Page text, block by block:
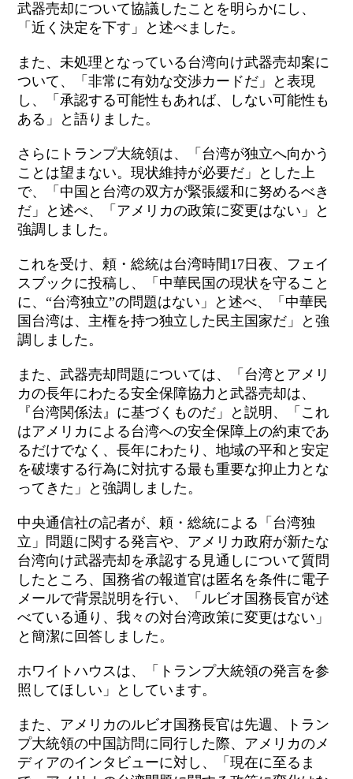
武器売却について協議したことを明らかにし、
「近く決定を下す」と述べました。
また、未処理となっている台湾向け武器売却案に
ついて、「非常に有効な交渉カードだ」と表現
し、「承認する可能性もあれば、しない可能性も
ある」と語りました。
さらにトランプ大統領は、「台湾が独立へ向かう
ことは望まない。現状維持が必要だ」とした上
で、「中国と台湾の双方が緊張緩和に努めるべき
だ」と述べ、「アメリカの政策に変更はない」と
強調しました。
これを受け、頼・総統は台湾時間17 日夜、フェイ
スブックに投稿し、「中華民国の現状を守ること
に、“台湾独立”の問題はない」と述べ、「中華民
国台湾は、主権を持つ独立した民主国家だ」と強
調しました。
また、武器売却問題については、「台湾とアメリ
カの長年にわたる安全保障協力と武器売却は、
『台湾関係法』に基づくものだ」と説明、「これ
はアメリカによる台湾への安全保障上の約束であ
るだけでなく、長年にわたり、地域の平和と安定
を破壊する行為に対抗する最も重要な抑止力とな
ってきた」と強調しました。
中央通信社の記者が、頼・総統による「台湾独
立」問題に関する発言や、アメリカ政府が新たな
台湾向け武器売却を承認する見通しについて質問
したところ、国務省の報道官は匿名を条件に電子
メールで背景説明を行い、「ルビオ国務長官が述
べている通り、我々の対台湾政策に変更はない」
と簡潔に回答しました。
ホワイトハウスは、「トランプ大統領の発言を参
照してほしい」としています。
また、アメリカのルビオ国務長官は先週、トラン
プ大統領の中国訪問に同行した際、アメリカのメ
ディアのインタビューに対し、「現在に至るま